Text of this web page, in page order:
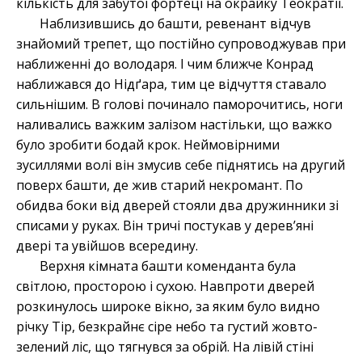
кількість для забутої фортеці на окрайку Теократії.
Наблизившись до башти, ревенант відчув
знайомий трепет, що постійно супроводжував при
наближенні до володаря. І чим ближче Конрад
наближався до Нідґара, тим це відчуття ставало
сильнішим. В голові починало паморочитись, ноги
наливались важким залізом настільки, що важко
було зробити бодай крок. Неймовірними
зусиллями волі він змусив себе піднятись на другий
поверх башти, де жив старий некромант. По
обидва боки від дверей стояли два дружинники зі
списами у руках. Він тричі постукав у дерев’яні
двері та увійшов всередину.
Верхня кімната башти коменданта була
світлою, просторою і сухою. Навпроти дверей
розкинулось широке вікно, за яким було видно
річку Тір, безкрайнє сіре небо та густий жовто-
зелений ліс, що тягнувся за обрій. На лівій стіні